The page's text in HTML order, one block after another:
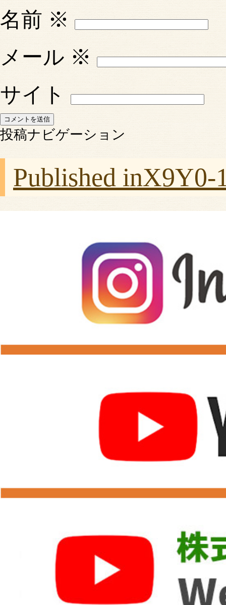
名前 ※
メール ※
サイト
投稿ナビゲーション
Published inX9Y0-